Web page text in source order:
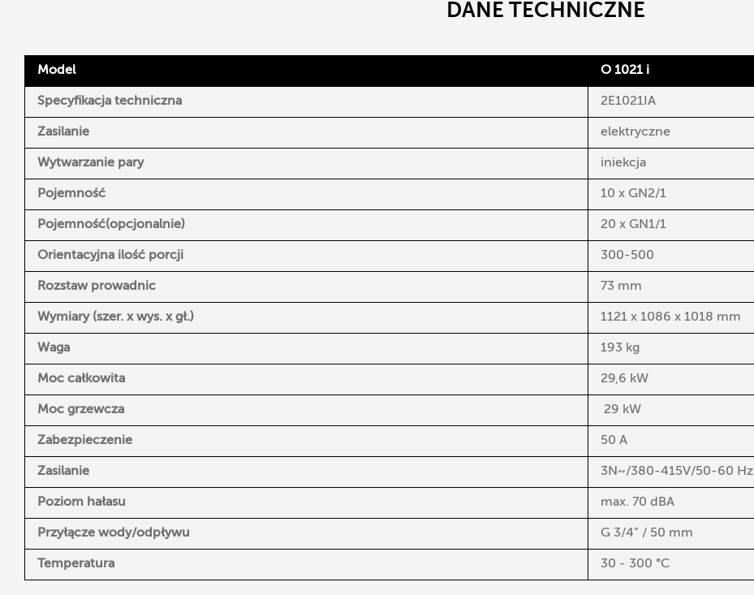
DANE TECHNICZNE
Model O 1021 i
Specyfikacja techniczna 2E1021IA
Zasilanie elektryczne
Wytwarzanie pary iniekcja
Pojemność 10 x GN2/1
Pojemność(opcjonalnie) 20 x GN1/1
Orientacyjna ilość porcji 300-500
Rozstaw prowadnic 73 mm
Wymiary (szer. x wys. x gł.) 1121 x 1086 x 1018 mm
Waga 193 kg
Moc całkowita 29,6 kW
Moc grzewcza 29 kW
Zabezpieczenie 50 A
Zasilanie 3N~/380-415V/50-60 Hz
Poziom hałasu max. 70 dBA
Przyłącze wody/odpływu G 3/4” / 50 mm
Temperatura 30 - 300 °C